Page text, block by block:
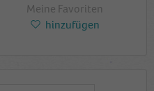
Meine Favoriten
hinzufügen